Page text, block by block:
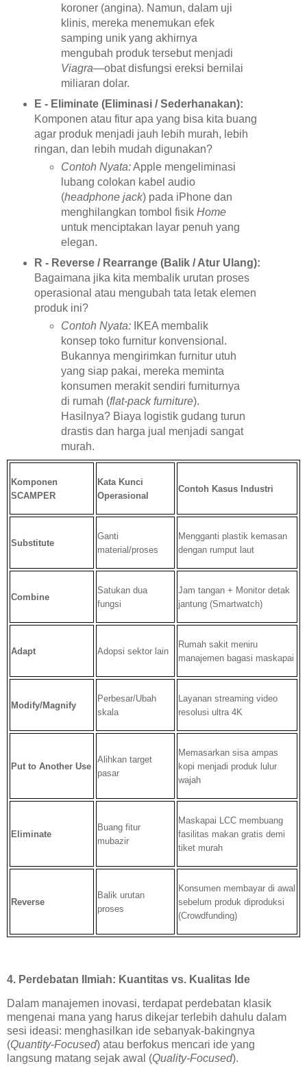
koroner (angina). Namun, dalam uji
klinis, mereka menemukan efek
samping unik yang akhirnya
mengubah produk tersebut menjadi
Viagra—obat disfungsi ereksi bernilai
miliaran dolar.
E - Eliminate (Eliminasi / Sederhanakan):
Komponen atau fitur apa yang bisa kita buang
agar produk menjadi jauh lebih murah, lebih
ringan, dan lebih mudah digunakan?
Contoh Nyata:Apple mengeliminasi
lubang colokan kabel audio
(headphone jack) pada iPhone dan
menghilangkan tombol fisikHome
untuk menciptakan layar penuh yang
elegan.
R - Reverse / Rearrange (Balik / Atur Ulang):
Bagaimana jika kita membalik urutan proses
operasional atau mengubah tata letak elemen
produk ini?
Contoh Nyata: IKEA membalik
konsep toko furnitur konvensional.
Bukannya mengirimkan furnitur utuh
yang siap pakai, mereka meminta
konsumen merakit sendiri furniturnya
di rumah (flat-pack furniture).
Hasilnya? Biaya logistik gudang turun
drastis dan harga jual menjadi sangat
murah.
Komponen
SCAMPER
Kata Kunci
Operasional
Contoh Kasus Industri
Substitute
Ganti
material/proses
Mengganti plastik kemasan
dengan rumput laut
Combine
Satukan dua
fungsi
Jam tangan + Monitor detak
jantung (Smartwatch)
Adapt Adopsi sektor lain
Rumah sakit meniru
manajemen bagasi maskapai
Modify/Magnify
Perbesar/Ubah
skala
Layanan streaming video
resolusi ultra 4K
Put to Another Use
Alihkan target
pasar
Memasarkan sisa ampas
kopi menjadi produk lulur
wajah
Eliminate
Buang fitur
mubazir
Maskapai LCC membuang
fasilitas makan gratis demi
tiket murah
Reverse
Balik urutan
proses
Konsumen membayar di awal
sebelum produk diproduksi
(Crowdfunding)
4. Perdebatan Ilmiah: Kuantitas vs. Kualitas Ide
Dalam manajemen inovasi, terdapat perdebatan klasik
mengenai mana yang harus dikejar terlebih dahulu dalam
sesi ideasi: menghasilkan ide sebanyak-bakingnya
(Quantity-Focused) atau berfokus mencari ide yang
langsung matang sejak awal (Quality-Focused).